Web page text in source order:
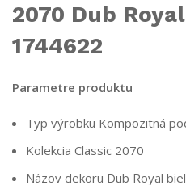
2070 Dub
1744622
Parametre produktu
Typ výrobku Kompozitná
Kolekcia Classic 2070
Názov dekoru Dub Royal